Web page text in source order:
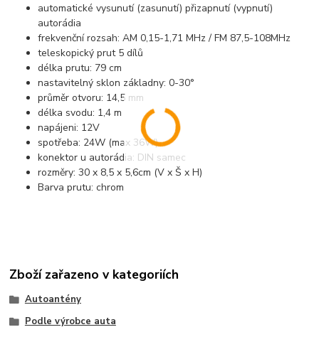
automatické vysunutí (zasunutí) přizapnutí (vypnutí)
autorádia
frekvenční rozsah: AM 0,15-1,71 MHz / FM 87,5-108MHz
teleskopický prut 5 dílů
délka prutu: 79 cm
nastavitelný sklon základny: 0-30°
průměr otvoru: 14,5 mm
délka svodu: 1,4 m
napájeni: 12V
spotřeba: 24W (max 36W)
konektor u autorádia: DIN samec
rozměry: 30 x 8,5 x 5,6cm (V x Š x H)
Barva prutu: chrom
Zboží zařazeno v kategoriích
Autoantény
Podle výrobce auta